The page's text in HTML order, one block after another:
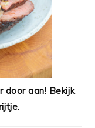
door aan! Bekijk